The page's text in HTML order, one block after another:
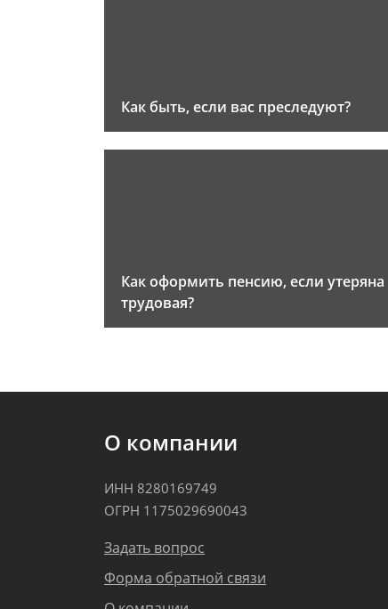
Как быть, если вас преследуют?
Как оформить пенсию, если утеряна
трудовая?
О компании
ИНН 8280169749
ОГРН 1175029690043
Задать вопрос
Форма обратной связи